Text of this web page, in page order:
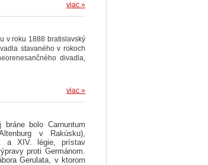
viac »
v roku 1888 bratislavský
stavaného v rokoch
divadla,
viac »
bolo Carnuntum
v Rakúsku),
a XIV. légie, prístav
proti Germánom.
Gerulata, v ktorom